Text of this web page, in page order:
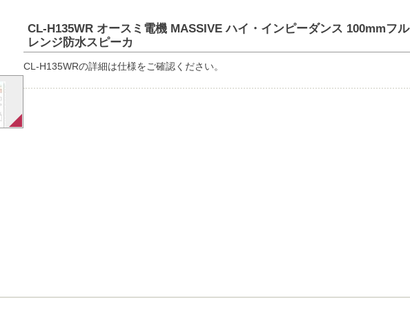
CL-H135WR オースミ電機 MASSIVE ハイ・インピーダンス 100mmフル
レンジ防水スピーカ
CL-H135WRの詳細は仕様をご確認ください。